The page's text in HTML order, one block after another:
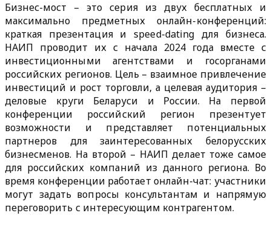
Бизнес-мост – это серия из двух бесплатных и
максимально предметных онлайн-конференций:
краткая презентация и speed-dating для бизнеса.
НАИП проводит их с начала 2024 года вместе с
инвестиционными агентствами и госорганами
российских регионов. Цель – взаимное привлечение
инвестиций и рост торговли, а целевая аудитория –
деловые круги Беларуси и России. На первой
конференции российский регион презентует
возможности и представляет потенциальных
партнеров для заинтересованных белорусских
бизнесменов. На второй – НАИП делает тоже самое
для российских компаний из данного региона. Во
время конференции работает онлайн-чат: участники
могут задать вопросы консультантам и напрямую
переговорить с интересующим контрагентом.